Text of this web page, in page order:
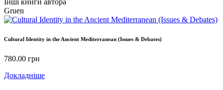
Gruen
Cultural Identity in the Ancient Mediterranean (Issues & Debates)
780.00 грн
Докладніше